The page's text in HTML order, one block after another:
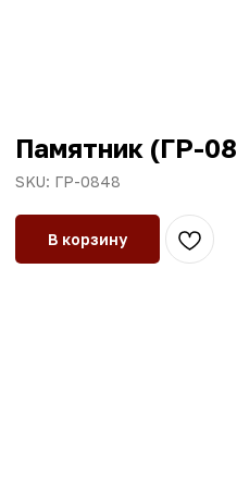
Памятник (ГР-
SKU: ГР-0848
В корзину